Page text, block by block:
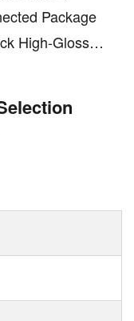
Package
High-Gloss
Call,
nero lucido,